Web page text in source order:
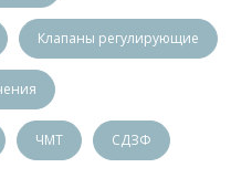
Клапаны регулирующие
ЧМТ СДЗФ